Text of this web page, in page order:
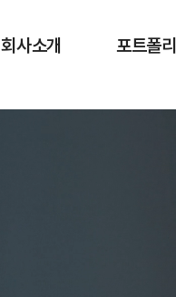
회사소개
포트폴